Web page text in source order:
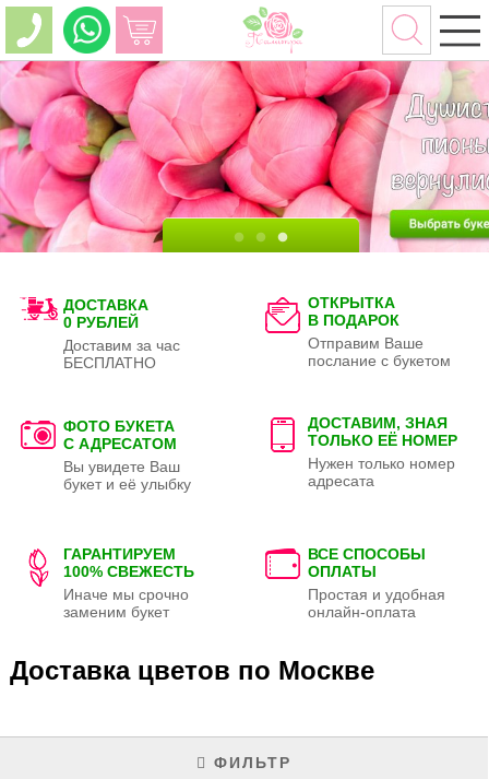
ДОСТАВКА
0 РУБЛЕЙ
Доставим за час
БЕСПЛАТНО
ОТКРЫТКА
В ПОДАРОК
Отправим Ваше
послание с букетом
ФОТО БУКЕТА
С АДРЕСАТОМ
Вы увидете Ваш
букет и её улыбку
ДОСТАВИМ, ЗНАЯ
ТОЛЬКО ЕЁ НОМЕР
Нужен только номер
адресата
ГАРАНТИРУЕМ
100% СВЕЖЕСТЬ
Иначе мы срочно
заменим букет
ВСЕ СПОСОБЫ
ОПЛАТЫ
Простая и удобная
онлайн-оплата
Доставка цветов по Москве
ФИЛЬТР